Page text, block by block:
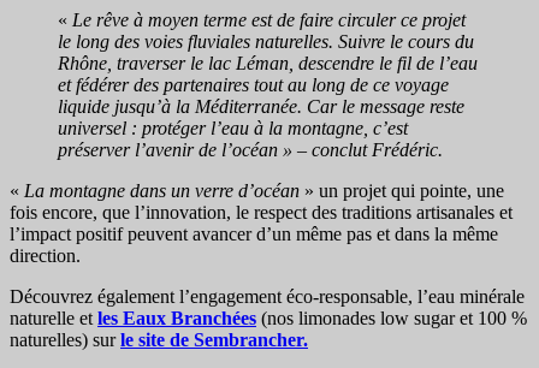
« Le rêve à moyen terme est de faire circuler ce projet
le long des voies fluviales naturelles. Suivre le cours du
Rhône, traverser le lac Léman, descendre le fil de l’eau
et fédérer des partenaires tout au long de ce voyage
liquide jusqu’à la Méditerranée. Car le message reste
universel : protéger l’eau à la montagne, c’est
préserver l’avenir de l’océan » – conclutFrédéric.
« La montagne dans un verre d’océan » un projet qui pointe, une
fois encore, que l’innovation, le respect des traditions artisanales et
l’impact positif peuvent avancer d’un même pas et dans la même
direction.
Découvrez également l’engagement éco-responsable, l’eau minérale
naturelle etles Eaux Branchées (nos limonades low sugar et 100 %
naturelles) surle site de Sembrancher.